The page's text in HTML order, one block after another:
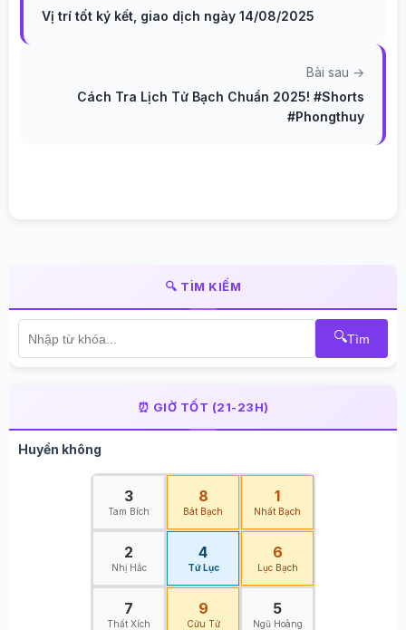
Vị trí tốt ký kết, giao dịch ngày 14/08/2025
Bài sau →
Cách Tra Lịch Tử Bạch Chuẩn 2025! #Shorts
#Phongthuy
🔍 TÌM KIẾM
🔍Tìm
⏰ GIỜ TỐT (21-23H)
Huyền không
3
Tam Bích
8
Bát Bạch
1
Nhất Bạch
2
Nhị Hắc
4
Tứ Lục
6
Lục Bạch
7
Thất Xích
9
Cửu Tử
5
Ngũ Hoàng